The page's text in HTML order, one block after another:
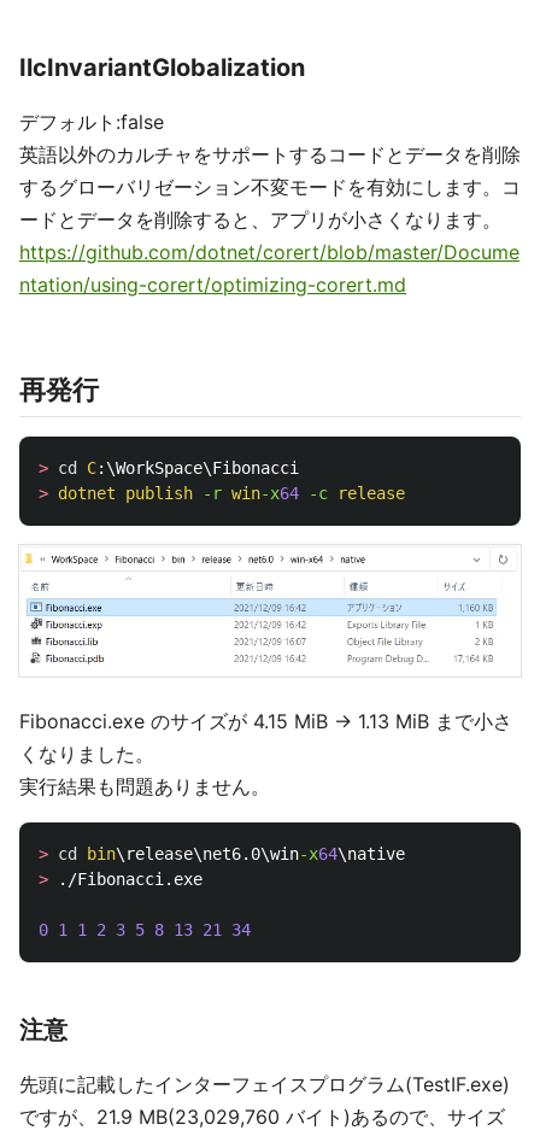
IlcInvariantGlobalization
デフォルト:false
英語以外のカルチャをサポートするコードとデータを削除
するグローバリゼーション不変モードを有効にします。コ
ードとデータを削除すると、アプリが小さくなります。
https://github.com/dotnet/corert/blob/master/Docume
ntation/using-corert/optimizing-corert.md
再発行
> cd C
> dotnet publish -r win-x64 -c release
Fibonacci.exe のサイズが 4.15 MiB → 1.13 MiB まで小さ
くなりました。
実行結果も問題ありません。
> cd bin\release\net6.0\win-x64
> ./Fibonacci.exe
0 1 1 2 3 5 8 13 21 34
注意
先頭に記載したインターフェイスプログラム(TestIF.exe)
ですが、21.9 MB(23,029,760 バイト)あるので、サイズ